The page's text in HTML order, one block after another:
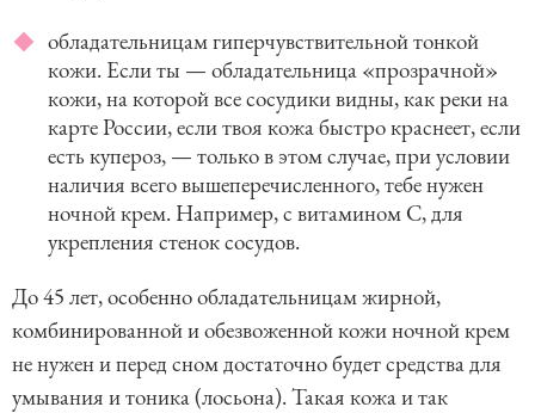
обладательницам гиперчувствительной тонкой
кожи. Если ты — обладательница «прозрачной»
кожи, на которой все сосудики видны, как реки на
карте России, если твоя кожа быстро краснеет, если
есть купероз, — только в этом случае, при условии
наличия всего вышеперечисленного, тебе нужен
ночной крем. Например, с витамином С, для
укрепления стенок сосудов.
До 45 лет, особенно обладательницам жирной,
комбинированной и обезвоженной кожи ночной крем
не нужен и перед сном достаточно будет средства для
умывания и тоника (лосьона). Такая кожа и так